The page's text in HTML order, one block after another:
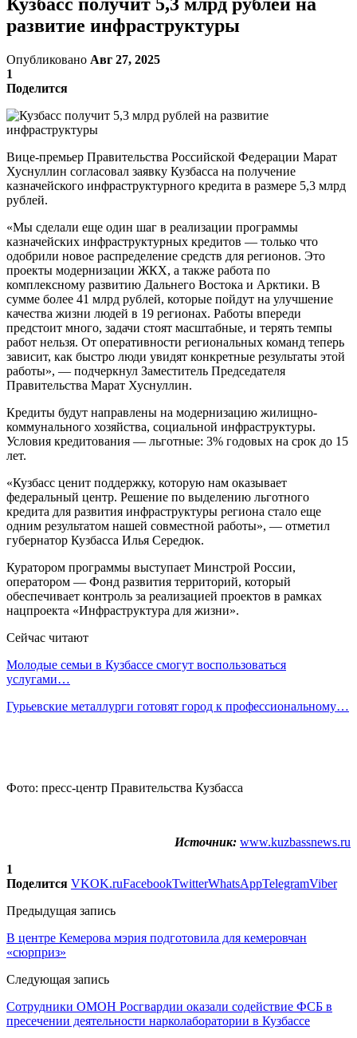
развитие инфраструктуры
Опубликовано Авг 27, 2025
1
Поделится
Вице-премьер Правительства Российской Федерации Марат
Хуснуллин согласовал заявку Кузбасса на получение
казначейского инфраструктурного кредита в размере 5,3 млрд
рублей.
«Мы сделали еще один шаг в реализации программы
казначейских инфраструктурных кредитов — только что
одобрили новое распределение средств для регионов. Это
проекты модернизации ЖКХ, а также работа по
комплексному развитию Дальнего Востока и Арктики. В
сумме более 41 млрд рублей, которые пойдут на улучшение
качества жизни людей в 19 регионах. Работы впереди
предстоит много, задачи стоят масштабные, и терять темпы
работ нельзя. От оперативности региональных команд теперь
зависит, как быстро люди увидят конкретные результаты этой
работы», — подчеркнул Заместитель Председателя
Правительства Марат Хуснуллин.
Кредиты будут направлены на модернизацию жилищно-
коммунального хозяйства, социальной инфраструктуры.
Условия кредитования — льготные: 3% годовых на срок до 15
лет.
«Кузбасс ценит поддержку, которую нам оказывает
федеральный центр. Решение по выделению льготного
кредита для развития инфраструктуры региона стало еще
одним результатом нашей совместной работы», — отметил
губернатор Кузбасса Илья Середюк.
Куратором программы выступает Минстрой России,
оператором — Фонд развития территорий, который
обеспечивает контроль за реализацией проектов в рамках
нацпроекта «Инфраструктура для жизни».
Сейчас читают
Молодые семьи в Кузбассе смогут воспользоваться
услугами…
Гурьевские металлурги готовят город к профессиональному…
Фото: пресс-центр Правительства Кузбасса
Источник: www.kuzbassnews.ru
1
Поделится VKOK.ruFacebookTwitterWhatsAppTelegramViber
Предыдущая запись
В центре Кемерова мэрия подготовила для кемеровчан
«сюрприз»
Следующая запись
Сотрудники ОМОН Росгвардии оказали содействие ФСБ в
пресечении деятельности нарколаборатории в Кузбассе